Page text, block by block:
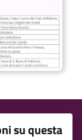
su questa